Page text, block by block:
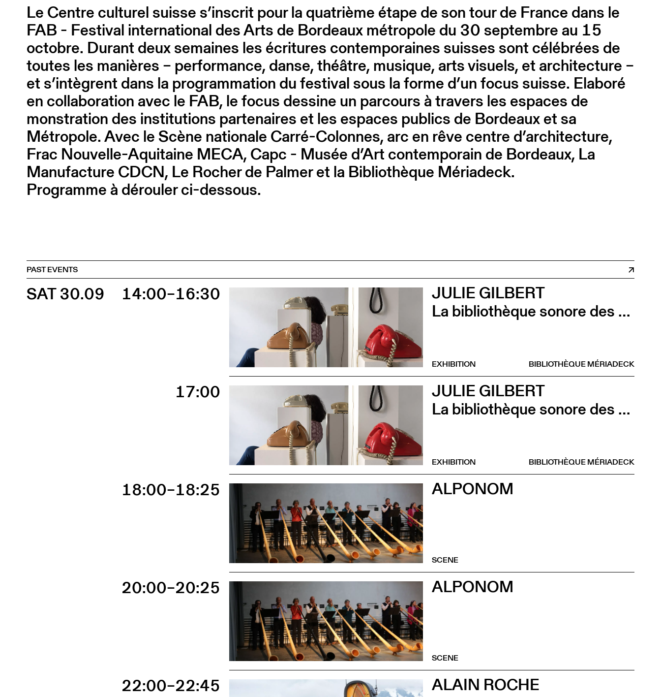
Le Centre culturel suisse s’inscrit pour la quatrième étape de son tour de France dans le
FAB - Festival international des Arts de Bordeaux métropole du 30 septembre au 15
octobre. Durant deux semaines les écritures contemporaines suisses sont célébrées de
toutes les manières – performance, danse, théâtre, musique, arts visuels, et architecture –
et s’intègrent dans la programmation du festival sous la forme d’un focus suisse. Elaboré
en collaboration avec le FAB, le focus dessine un parcours à travers les espaces de
monstration des institutions partenaires et les espaces publics de Bordeaux et sa
Métropole. Avec le Scène nationale Carré-Colonnes, arc en rêve centre d’architecture,
Frac Nouvelle-Aquitaine MECA, Capc - Musée d’Art contemporain de Bordeaux, La
Manufacture CDCN, Le Rocher de Palmer et la Bibliothèque Mériadeck.
Programme à dérouler ci-dessous.
PAST EVENTS
SAT 30.09 14:00–16:30
JULIE GILBERT
La bibliothèque sonore des femmes (Atelier d’écriture par Julie Gilbert)
BIBLIOTHÈQUE MÉRIADECK
EXHIBITION
17:00
JULIE GILBERT
La bibliothèque sonore des femmes (Vernissage)
BIBLIOTHÈQUE MÉRIADECK
EXHIBITION
18:00–18:25 ALPONOM
SCENE
20:00–20:25 ALPONOM
SCENE
22:00–22:45
ALAIN ROCHE